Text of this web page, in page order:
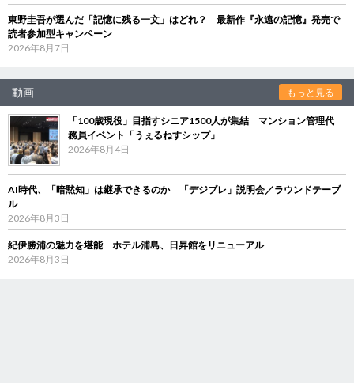
東野圭吾が選んだ「記憶に残る一文」はどれ？ 最新作『永遠の記憶』発売で
読者参加型キャンペーン
2026年8月7日
動画 もっと見る
「100歳現役」目指すシニア1500人が集結 マンション管理代
務員イベント「うぇるねすシップ」
2026年8月4日
AI時代、「暗黙知」は継承できるのか 「デジブレ」説明会／ラウンドテーブ
ル
2026年8月3日
紀伊勝浦の魅力を堪能 ホテル浦島、日昇館をリニューアル
2026年8月3日